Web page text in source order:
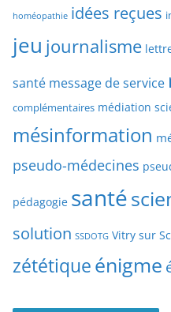
e
d
’
a
i
l
e
a
t
e
homéopathie idées reçues
jeu journalisme
santé message de service
complémentaires médiation
mésinformation
pseudo-médecines
pédagogie santé
solution SSDOTG Vitry sur
zététiqueénigme